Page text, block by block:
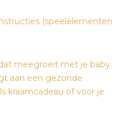
(speelelementen
meegroeit met je baby
aan een gezonde
kraamcadeau of voor je